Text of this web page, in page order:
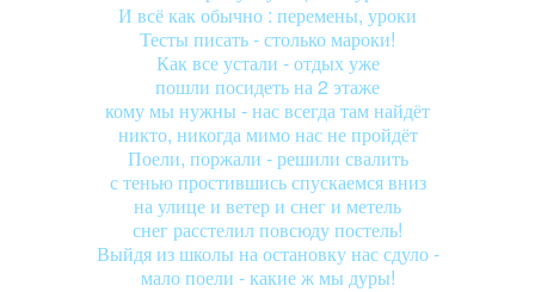
И всё как обычно : перемены, уроки
Тесты писать - столько мароки!
Как все устали - отдых уже
пошли посидеть на 2 этаже
кому мы нужны - нас всегда там найдёт
никто, никогда мимо нас не пройдёт
Поели, поржали - решили свалить
с тенью простившись спускаемся вниз
на улице и ветер и снег и метель
снег расстелил повсюду постель!
Выйдя из школы на остановку нас сдуло -
мало поели - какие ж мы дуры!